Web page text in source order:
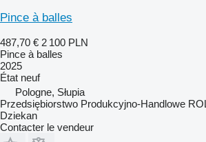
Pince à balles
487,70 € 2 100 PLN
Pince à balles
2025
État neuf
Pologne, Słupia
Przedsiębiorstwo Produkcyjno-Handlowe
Dziekan
Contacter le vendeur